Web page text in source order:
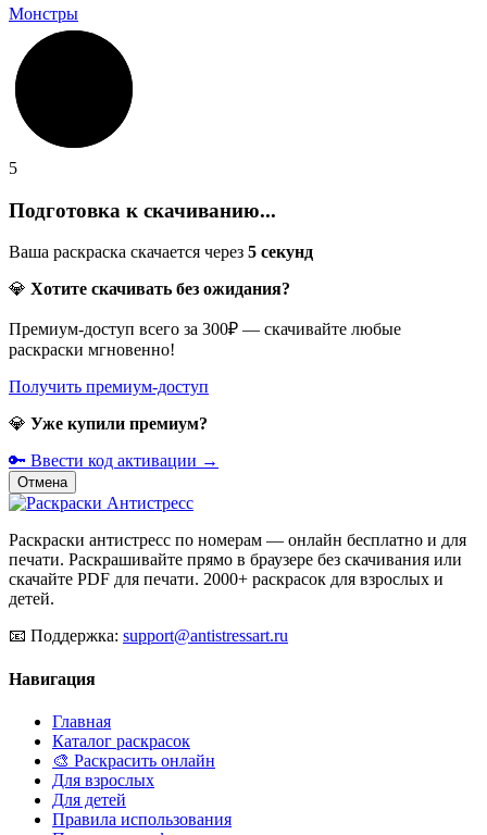
Монстры
5
Подготовка к скачиванию...
Ваша раскраска скачается через 5 секунд
💎 Хотите скачивать без ожидания?
Премиум-доступ всего за 300₽ — скачивайте любые
раскраски мгновенно!
Получить премиум-доступ
💎 Уже купили премиум?
🔑 Ввести код активации →
Отмена
Раскраски антистресс по номерам — онлайн бесплатно и для
печати. Раскрашивайте прямо в браузере без скачивания или
скачайте PDF для печати. 2000+ раскрасок для взрослых и
детей.
📧 Поддержка: support@antistressart.ru
Навигация
Главная
Каталог раскрасок
🎨 Раскрасить онлайн
Для взрослых
Для детей
Правила использования